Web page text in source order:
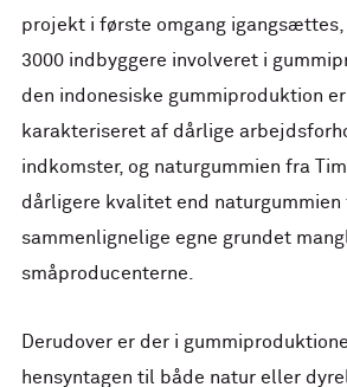
projekt i første omgang igangsættes,
3000 indbyggere involveret i
den indonesiske gummiproduktion
karakteriseret af dårlige
indkomster, og naturgummien fra
dårligere kvalitet end naturgummien
sammenlignelige egne grundet
småproducenterne.
Derudover er der i
hensyntagen til både natur eller